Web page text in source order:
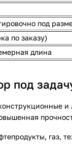
под
по заказу)
длина
под
и
газ,